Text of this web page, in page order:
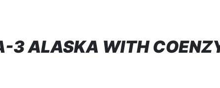
3 ALASKA WITH